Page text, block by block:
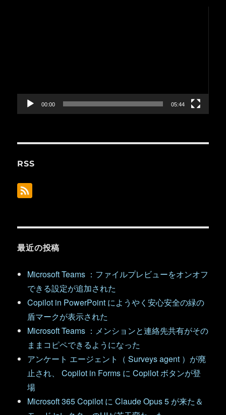
ー
00:00 05:44
RSS
最近の投稿
Microsoft Teams ：ファイルプレビューをオンオフ
できる設定が追加された
Copilot in PowerPoint にようやく安心安全の緑の
盾マークが表示された
Microsoft Teams ：メンションと連絡先共有がその
ままコピペできるようになった
アンケート エージェント（ Surveys agent ）が廃
止され、 Copilot in Forms に Copilot ボタンが登
場
Microsoft 365 Copilot に Claude Opus 5 が来た＆